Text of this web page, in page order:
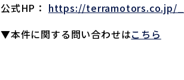
公式HP： https://terramotors.co.jp/
▼本件に関する問い合わせはこちら